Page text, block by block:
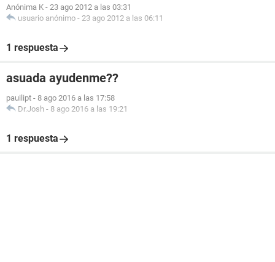
Anónima K - 23 ago 2012 a las 03:31
usuario anónimo - 23 ago 2012 a las 06:11
1 respuesta
asuada ayudenme??
pauilipt - 8 ago 2016 a las 17:58
Dr.Josh - 8 ago 2016 a las 19:21
1 respuesta